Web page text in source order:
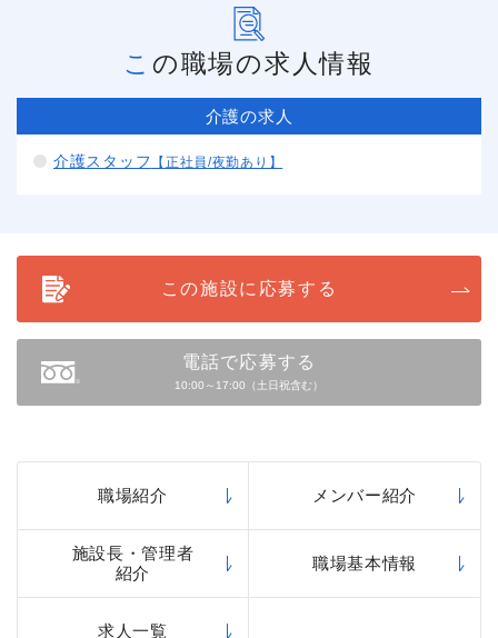
この職場の求人情報
介護の求人
介護スタッフ 【正社員/夜勤あり】
この施設に応募する
電話で応募する
10:00～17:00（土日祝含む）
職場紹介 メンバー紹介
施設長・管理者
紹介
職場基本情報
求人一覧